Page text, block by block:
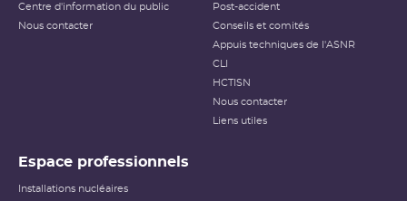
réelles, sur la radioprotection du public et des travailleurs.
Elle ne s’applique pas aux événements ayant un impact
habituellement utilisés pour classer les événements
reçue notamment) n’étant pas applicables dans ce
Échelle INES pour le
classement des incidents et
Centre d'information du public
Nous contacter
Post-accident
Conseils et comités
Appuis techniques de l'ASNR
CLI
HCTISN
Nous contacter
Liens utiles
Espace professionnels
Installations nucléaires